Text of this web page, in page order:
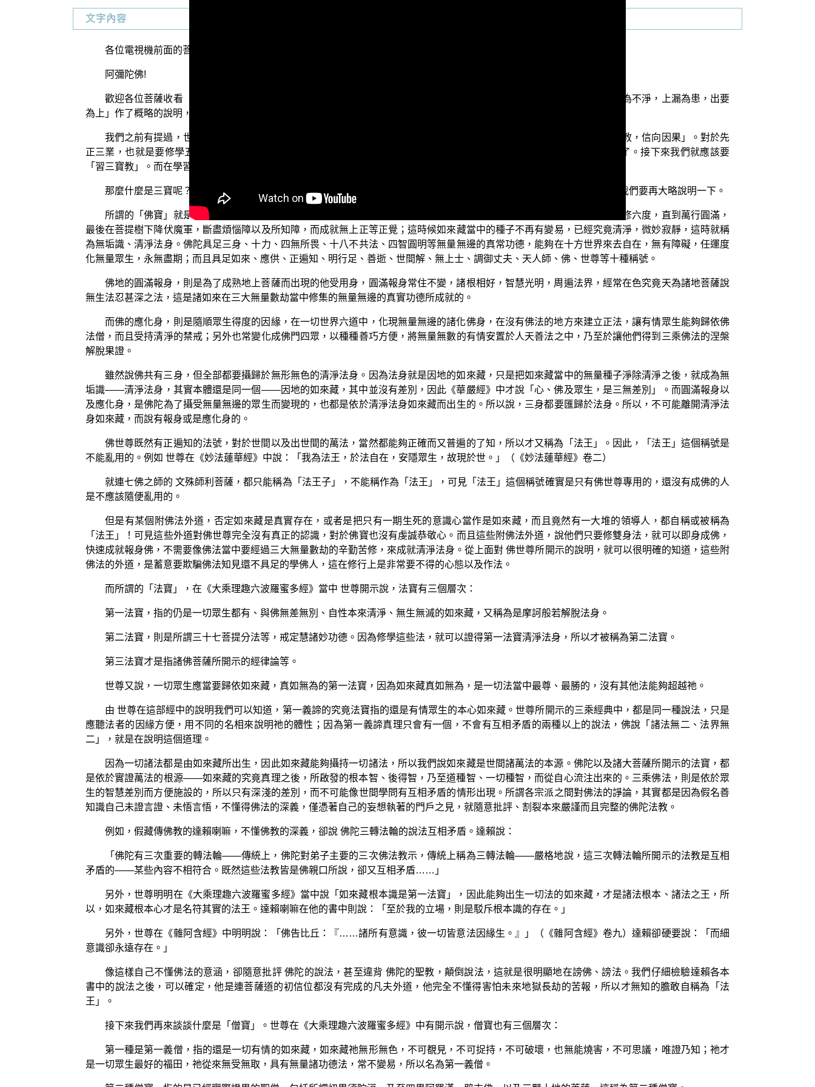
文字內容
各位電視機前面的菩薩:
阿彌陀佛!
歡迎各位菩薩收看「三乘菩提之菩薩正行」。在上一次的節目當中，我們把施論、戒論、生天之論等人天善法，以及「欲為不淨，上漏為患，出要
為上」作了概略的說明，所以得到一個結論，就是我們應該由人天善法轉入佛道中來修學，這才是最為明智的抉擇。
我們之前有提過，世尊在《菩薩瓔珞本業經》當中開示說：想要成就菩薩道的無量行願的話，應當要「先正三業，習三寶教，信向因果」。對於先
正三業，也就是要修學五戒、十善，清淨我們的身、口、意行三業的部分，我們在前面兩集談人天善法的時候，已經解說過了。接下來我們就應該要
「習三寶教」。而在學習三寶的教導之前呢，當然更要對三寶有正確的認識。
那麼什麼是三寶呢？一般人都覺得很簡單，就是佛、法、僧。但其實三寶真實的內涵，大部分人都沒有真正的認識，所以我們要再大略說明一下。
所謂的「佛寶」就是指菩薩曾在三大無量數劫當中，證悟不生不滅的如來藏，得到般若實相智慧之後，能夠不惜身命、勤修六度，直到萬行圓滿，
最後在菩提樹下降伏魔軍，斷盡煩惱障以及所知障，而成就無上正等正覺；這時候如來藏當中的種子不再有變易，已經究竟清淨，微妙寂靜，這時就稱
為無垢識、清淨法身。佛陀具足三身、十力、四無所畏、十八不共法、四智圓明等無量無邊的真常功德，能夠在十方世界來去自在，無有障礙，任運度
化無量眾生，永無盡期；而且具足如來、應供、正遍知、明行足、善逝、世間解、無上士、調御丈夫、天人師、佛、世尊等十種稱號。
佛地的圓滿報身，則是為了成熟地上菩薩而出現的他受用身，圓滿報身常住不變，諸根相好，智慧光明，周遍法界，經常在色究竟天為諸地菩薩說
無生法忍甚深之法，這是諸如來在三大無量數劫當中修集的無量無邊的真實功德所成就的。
而佛的應化身，則是隨順眾生得度的因緣，在一切世界六道中，化現無量無邊的諸化佛身，在沒有佛法的地方來建立正法，讓有情眾生能夠歸依佛
法僧，而且受持清淨的禁戒；另外也常變化成佛門四眾，以種種善巧方便，將無量無數的有情安置於人天善法之中，乃至於讓他們得到三乘佛法的涅槃
解脫果證。
雖然說佛共有三身，但全部都要攝歸於無形無色的清淨法身。因為法身就是因地的如來藏，只是把如來藏當中的無量種子淨除清淨之後，就成為無
垢識——清淨法身，其實本體還是同一個——因地的如來藏，其中並沒有差別，因此《華嚴經》中才說「心、佛及眾生，是三無差別」。而圓滿報身以
及應化身，是佛陀為了攝受無量無邊的眾生而變現的，也都是依於清淨法身如來藏而出生的。所以說，三身都要匯歸於法身。所以，不可能離開清淨法
身如來藏，而說有報身或是應化身的。
佛世尊既然有正遍知的法號，對於世間以及出世間的萬法，當然都能夠正確而又普遍的了知，所以才又稱為「法王」。因此，「法王」這個稱號是
不能亂用的。例如 世尊在《妙法蓮華經》中說：「我為法王，於法自在，安隱眾生，故現於世。」（《妙法蓮華經》卷二）
就連七佛之師的 文殊師利菩薩，都只能稱為「法王子」，不能稱作為「法王」，可見「法王」這個稱號確實是只有佛世尊專用的，還沒有成佛的人
是不應該隨便亂用的。
但是有某個附佛法外道，否定如來藏是真實存在，或者是把只有一期生死的意識心當作是如來藏，而且竟然有一大堆的領導人，都自稱或被稱為
「法王」！可見這些外道對佛世尊完全沒有真正的認識，對於佛寶也沒有虔誠恭敬心。而且這些附佛法外道，說他們只要修雙身法，就可以即身成佛，
快速成就報身佛，不需要像佛法當中要經過三大無量數劫的辛勤苦修，來成就清淨法身。從上面對 佛世尊所開示的說明，就可以很明確的知道，這些附
佛法的外道，是蓄意要欺騙佛法知見還不具足的學佛人，這在修行上是非常要不得的心態以及作法。
而所謂的「法寶」，在《大乘理趣六波羅蜜多經》當中 世尊開示說，法寶有三個層次：
第一法寶，指的仍是一切眾生都有、與佛無差無別、自性本來清淨、無生無滅的如來藏，又稱為是摩訶般若解脫法身。
第二法寶，則是所謂三十七菩提分法等，戒定慧諸妙功德。因為修學這些法，就可以證得第一法寶清淨法身，所以才被稱為第二法寶。
第三法寶才是指諸佛菩薩所開示的經律論等。
世尊又說，一切眾生應當要歸依如來藏，真如無為的第一法寶，因為如來藏真如無為，是一切法當中最尊、最勝的，沒有其他法能夠超越祂。
由 世尊在這部經中的說明我們可以知道，第一義諦的究竟法寶指的還是有情眾生的本心如來藏。世尊所開示的三乘經典中，都是同一種說法，只是
應聽法者的因緣方便，用不同的名相來說明祂的體性；因為第一義諦真理只會有一個，不會有互相矛盾的兩種以上的說法，佛說「諸法無二、法界無
二」，就是在說明這個道理。
因為一切諸法都是由如來藏所出生，因此如來藏能夠攝持一切諸法，所以我們說如來藏是世間諸萬法的本源。佛陀以及諸大菩薩所開示的法寶，都
是依於實證萬法的根源——如來藏的究竟真理之後，所啟發的根本智、後得智，乃至道種智、一切種智，而從自心流注出來的。三乘佛法，則是依於眾
生的智慧差別而方便施設的，所以只有深淺的差別，而不可能像世間學問有互相矛盾的情形出現。所謂各宗派之間對佛法的諍論，其實都是因為假名善
知識自己未證言證、未悟言悟，不懂得佛法的深義，僅憑著自己的妄想執著的門戶之見，就隨意批評、割裂本來嚴謹而且完整的佛陀法教。
例如，假藏傳佛教的達賴喇嘛，不懂佛教的深義，卻說 佛陀三轉法輪的說法互相矛盾。達賴說：
「佛陀有三次重要的轉法輪——傳統上，佛陀對弟子主要的三次佛法教示，傳統上稱為三轉法輪——嚴格地說，這三次轉法輪所開示的法教是互相
矛盾的——某些內容不相符合。既然這些法教皆是佛親口所說，卻又互相矛盾……」
另外，世尊明明在《大乘理趣六波羅蜜多經》當中說「如來藏根本識是第一法寶」，因此能夠出生一切法的如來藏，才是諸法根本、諸法之王，所
以，如來藏根本心才是名符其實的法王。達賴喇嘛在他的書中則說：「至於我的立場，則是駁斥根本識的存在。」
另外，世尊在《雜阿含經》中明明說：「佛告比丘：『……諸所有意識，彼一切皆意法因緣生。』」（《雜阿含經》卷九）達賴卻硬要說：「而細
意識卻永遠存在。」
像這樣自己不懂佛法的意涵，卻隨意批評 佛陀的說法，甚至違背 佛陀的聖教，顛倒說法，這就是很明顯地在謗佛、謗法。我們仔細檢驗達賴各本
書中的說法之後，可以確定，他是連菩薩道的初信位都沒有完成的凡夫外道，他完全不懂得害怕未來地獄長劫的苦報，所以才無知的膽敢自稱為「法
王」。
接下來我們再來談談什麼是「僧寶」。世尊在《大乘理趣六波羅蜜多經》中有開示說，僧寶也有三個層次：
第一種是第一義僧，指的還是一切有情的如來藏，如來藏祂無形無色，不可覩見，不可捉持，不可破壞，也無能燒害，不可思議，唯證乃知；祂才
是一切眾生最好的福田，祂從來無受無取，具有無量諸功德法，常不變易，所以名為第一義僧。